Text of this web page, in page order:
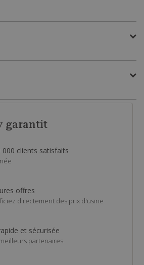
garantit
000 clients satisfaits
offres
directement des prix d'usine
et sécurisée
partenaires